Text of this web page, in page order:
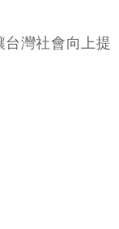
灣社會向上提